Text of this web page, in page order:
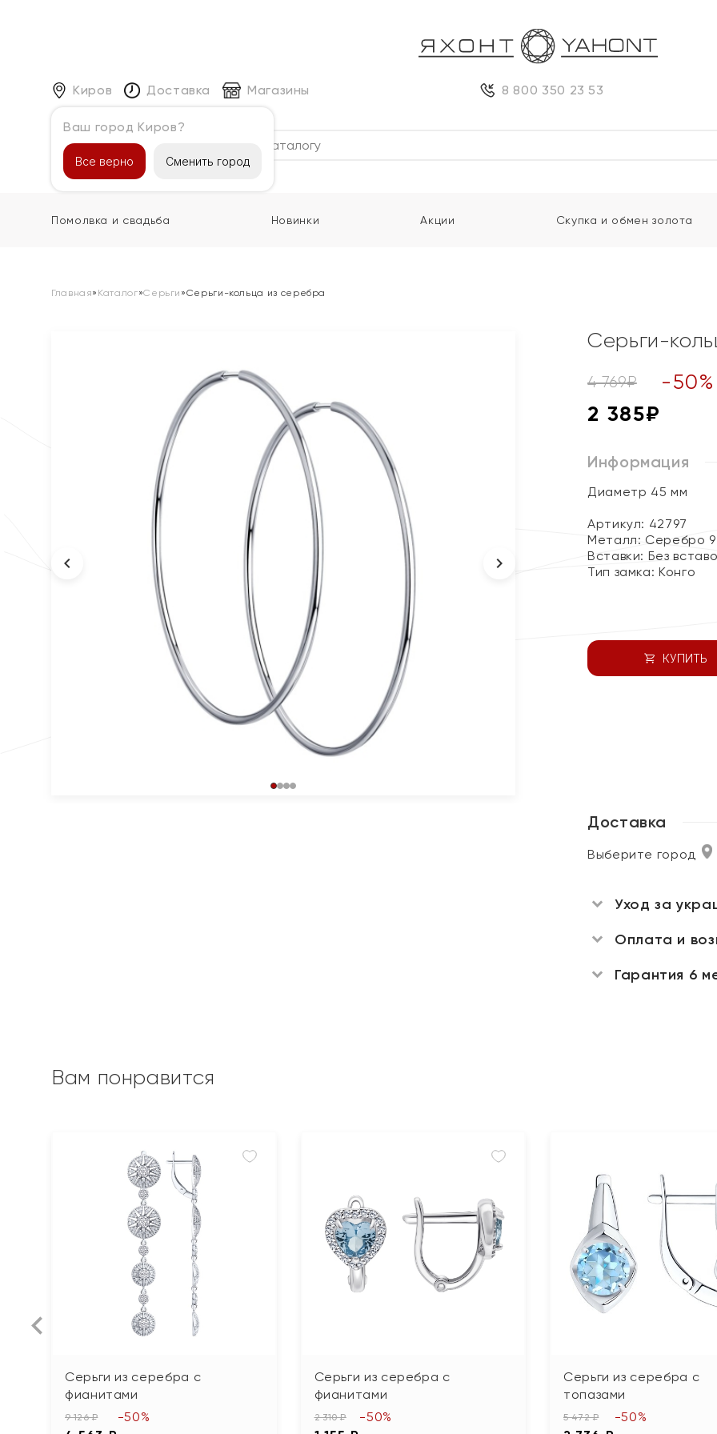
Киров
Ваш город Киров?
Все верно Сменить город
Доставка Магазины 8 800 350 23 53
Каталог
Помолвка и свадьба Новинки Акции Скупка и обмен золота
Главная» Каталог»Серьги »Серьги-кольца из серебра
Серьги-
4 769₽ -50%
2 385₽
Информация
Диаметр 45 мм
Артикул: 42797
Металл: Серебро
Вставки: Без
Тип замка:Конго
КУПИТЬ
Доставка
Выберите город
Уход за
Оплата и
Гарантия 6
Вам понравится
Серьги из серебра с
фианитами
9 126 ₽ -50%
Серьги из серебра с
фианитами
2 310 ₽ -50%
Серьги из серебра с
топазами
5 472 ₽ -50%